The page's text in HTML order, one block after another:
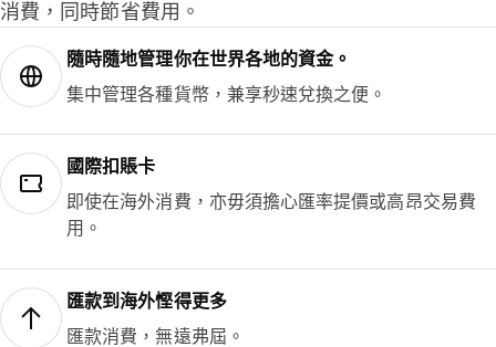
消費，同時節省費用。
隨時隨地管理你在世界各地的資金。
集中管理各種貨幣，兼享秒速兌換之便。
國際扣賬卡
即使在海外消費，亦毋須擔心匯率提價或高昂交易費
用。
匯款到海外慳得更多
匯款消費，無遠弗屆。